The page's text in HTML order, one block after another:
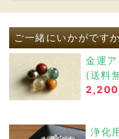
ご一緒にいかがです
金運
(送料
2,200
浄化